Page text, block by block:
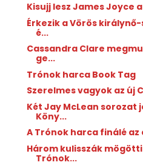
Kisujj lesz James Joyce
Érkezik a Vörös
é...
Cassandra Clare
ge...
Trónok harca Book Tag
Szerelmes vagyok az új
Két Jay McLean sorozat
Köny...
A Trónok harca finálé
Három kulisszák
Trónok...